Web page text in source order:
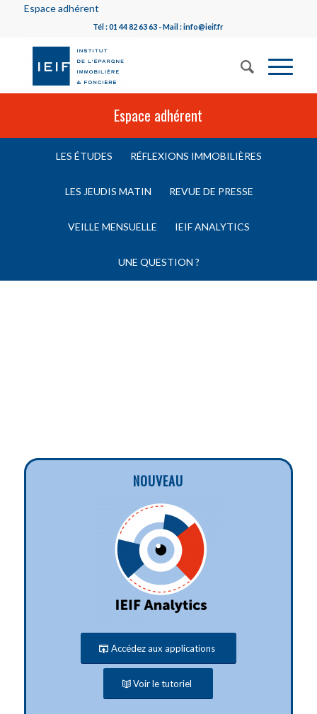
Espace adhérent
Tél : 01 44 82 63 63 - Mail : info@ieif.fr
Espace adhérent
LES ÉTUDES RÉFLEXIONS IMMOBILIÈRES
LES JEUDIS MATIN REVUE DE PRESSE
VEILLE MENSUELLE IEIF ANALYTICS
UNE QUESTION ?
NOUVEAU
Accédez aux applications
Voir le tutoriel